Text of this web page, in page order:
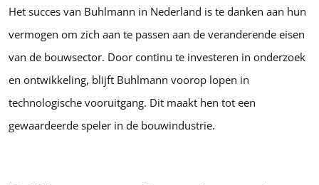
Het succes van Buhlmann in Nederland is te danken aan hun
vermogen om zich aan te passen aan de veranderende eisen
van de bouwsector. Door continu te investeren in onderzoek
en ontwikkeling, blijft Buhlmann voorop lopen in
technologische vooruitgang. Dit maakt hen tot een
gewaardeerde speler in de bouwindustrie.